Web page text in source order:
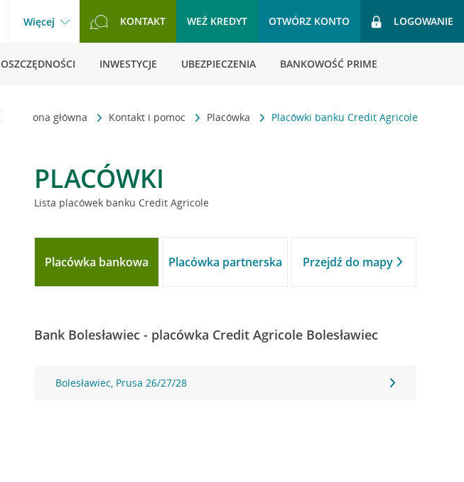
Więcej KONTAKT WEŹ KREDYT OTWÓRZ KONTO LOGOWANIE
OSZCZĘDNOŚCI INWESTYCJE UBEZPIECZENIA BANKOWOŚĆ PRIME
Strona główna Kontakt i pomoc Placówka Placówki banku Credit Agricole
PLACÓWKI
Lista placówek banku Credit Agricole
Placówka bankowa Placówka partnerska Przejdź do mapy
Bank Bolesławiec - placówka Credit Agricole Bolesławiec
Bolesławiec, Prusa 26/27/28